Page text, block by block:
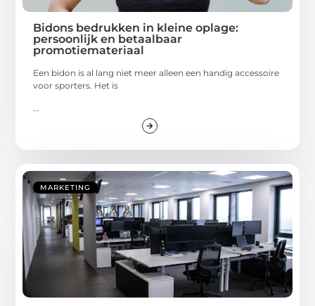
Bidons bedrukken in kleine oplage:
persoonlijk en betaalbaar
promotiemateriaal
Een bidon is al lang niet meer alleen een handig accessoire
voor sporters. Het is
...
MARKETING